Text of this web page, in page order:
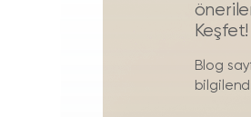
Keşfet!
Blog